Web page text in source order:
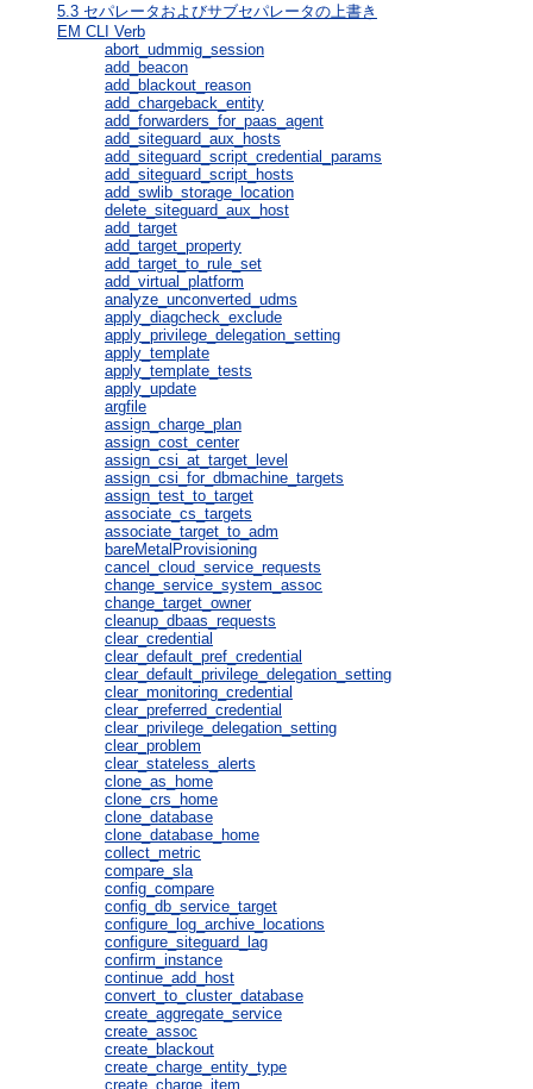
5.3 セパレータおよびサブセパレータの上書き
EM CLI Verb
abort_udmmig_session
add_beacon
add_blackout_reason
add_chargeback_entity
add_forwarders_for_paas_agent
add_siteguard_aux_hosts
add_siteguard_script_credential_params
add_siteguard_script_hosts
add_swlib_storage_location
delete_siteguard_aux_host
add_target
add_target_property
add_target_to_rule_set
add_virtual_platform
analyze_unconverted_udms
apply_diagcheck_exclude
apply_privilege_delegation_setting
apply_template
apply_template_tests
apply_update
argfile
assign_charge_plan
assign_cost_center
assign_csi_at_target_level
assign_csi_for_dbmachine_targets
assign_test_to_target
associate_cs_targets
associate_target_to_adm
bareMetalProvisioning
cancel_cloud_service_requests
change_service_system_assoc
change_target_owner
cleanup_dbaas_requests
clear_credential
clear_default_pref_credential
clear_default_privilege_delegation_setting
clear_monitoring_credential
clear_preferred_credential
clear_privilege_delegation_setting
clear_problem
clear_stateless_alerts
clone_as_home
clone_crs_home
clone_database
clone_database_home
collect_metric
compare_sla
config_compare
config_db_service_target
configure_log_archive_locations
configure_siteguard_lag
confirm_instance
continue_add_host
convert_to_cluster_database
create_aggregate_service
create_assoc
create_blackout
create_charge_entity_type
create_charge_item